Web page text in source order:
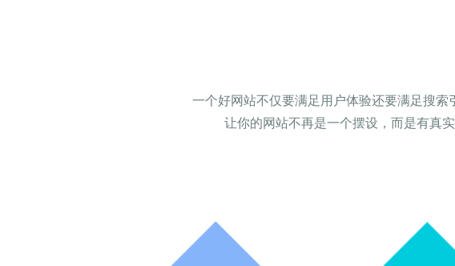
一个好网站不仅要满足用户体验还要满足搜
让你的网站不再是一个摆设，而是有真